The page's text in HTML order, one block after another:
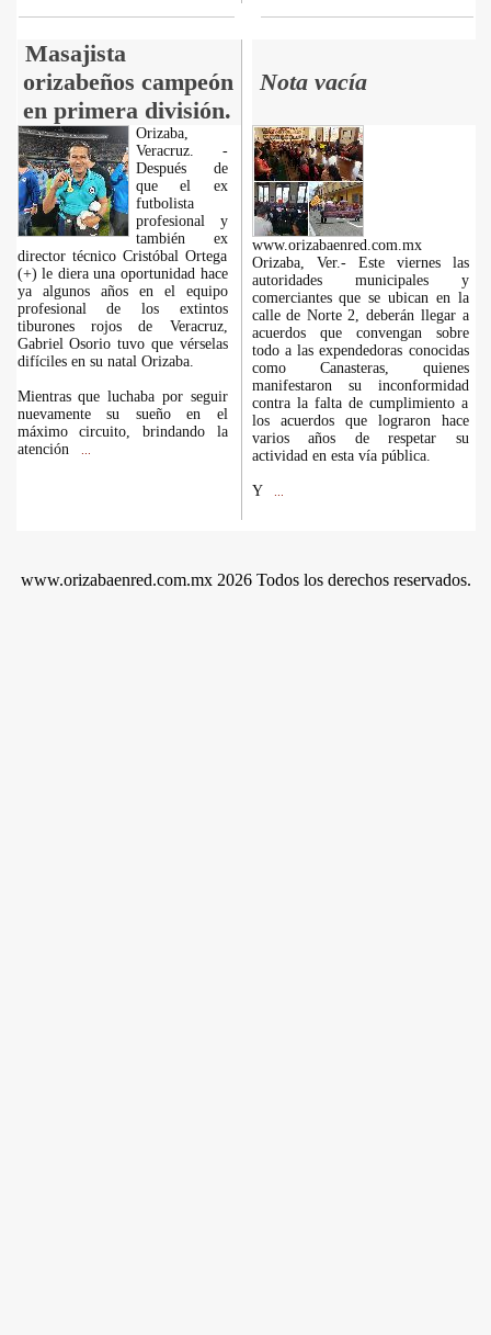
Masajista
orizabeños campeón
en primera división.
Nota vacía
Orizaba,
Veracruz. -
Después de
que el ex
futbolista
profesional y
también ex
director técnico Cristóbal Ortega
(+) le diera una oportunidad hace
ya algunos años en el equipo
profesional de los extintos
tiburones rojos de Veracruz,
Gabriel Osorio tuvo que vérselas
difíciles en su natal Orizaba.
Mientras que luchaba por seguir
nuevamente su sueño en el
máximo circuito, brindando la
atención
www.orizabaenred.com.mx
Orizaba, Ver.- Este viernes las
autoridades municipales y
comerciantes que se ubican en la
calle de Norte 2, deberán llegar a
acuerdos que convengan sobre
todo a las expendedoras conocidas
como Canasteras, quienes
manifestaron su inconformidad
contra la falta de cumplimiento a
los acuerdos que lograron hace
varios años de respetar su
actividad en esta vía pública.
Y
www.orizabaenred.com.mx 2026 Todos los derechos reservados.